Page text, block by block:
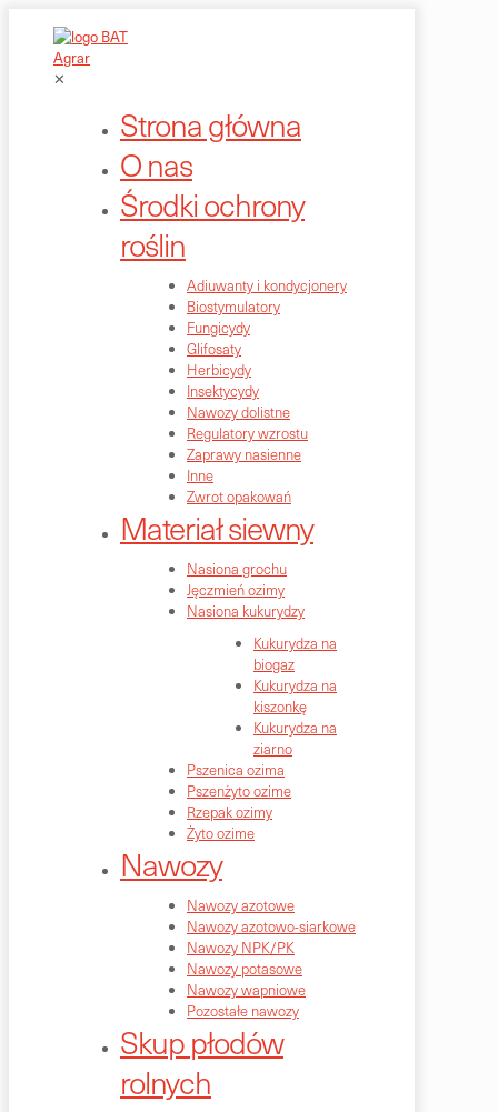
✕
Strona główna
O nas
Środki ochrony
roślin
Adiuwanty i kondycjonery
Biostymulatory
Fungicydy
Glifosaty
Herbicydy
Insektycydy
Nawozy dolistne
Regulatory wzrostu
Zaprawy nasienne
Inne
Zwrot opakowań
Materiał siewny
Nasiona grochu
Jęczmień ozimy
Nasiona kukurydzy
Kukurydza na
biogaz
Kukurydza na
kiszonkę
Kukurydza na
ziarno
Pszenica ozima
Pszenżyto ozime
Rzepak ozimy
Żyto ozime
Nawozy
Nawozy azotowe
Nawozy azotowo-siarkowe
Nawozy NPK/PK
Nawozy potasowe
Nawozy wapniowe
Pozostałe nawozy
Skup płodów
rolnych